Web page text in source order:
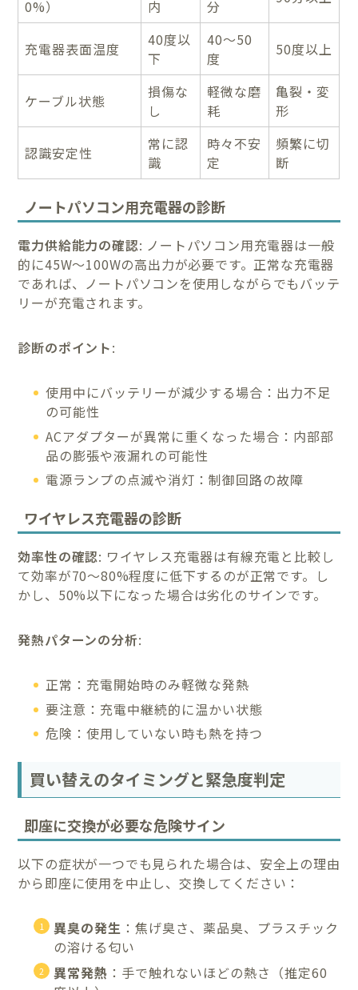
0%）
内
分
充電器表面温度
40度以
下
40～50
度
50度以上
ケーブル状態
損傷な
し
軽微な磨
耗
亀裂・変
形
認識安定性
常に認
識
時々不安
定
頻繁に切
断
ノートパソコン用充電器の診断
電力供給能力の確認: ノートパソコン用充電器は一般
的に45W～100Wの高出力が必要です。正常な充電器
であれば、ノートパソコンを使用しながらでもバッテ
リーが充電されます。
診断のポイント:
使用中にバッテリーが減少する場合：出力不足
の可能性
ACアダプターが異常に重くなった場合：内部部
品の膨張や液漏れの可能性
電源ランプの点滅や消灯：制御回路の故障
ワイヤレス充電器の診断
効率性の確認: ワイヤレス充電器は有線充電と比較し
て効率が70～80%程度に低下するのが正常です。し
かし、50%以下になった場合は劣化のサインです。
発熱パターンの分析:
正常：充電開始時のみ軽微な発熱
要注意：充電中継続的に温かい状態
危険：使用していない時も熱を持つ
買い替えのタイミングと緊急度判定
即座に交換が必要な危険サイン
以下の症状が一つでも見られた場合は、安全上の理由
から即座に使用を中止し、交換してください：
異臭の発生 ：焦げ臭さ、薬品臭、プラスチック
の溶ける匂い
異常発熱 ：手で触れないほどの熱さ（推定60